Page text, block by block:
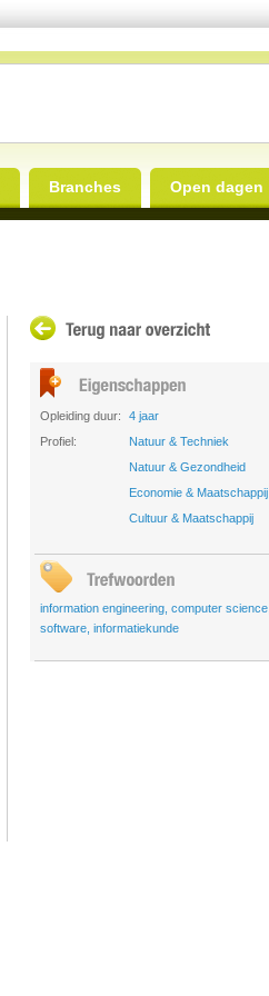
Branches Open dagen
Opleiding duur:
4 jaar
Profiel:
Natuur & Techniek
Natuur & Gezondheid
Economie & Maatschappij
Cultuur & Maatschappij
information engineering computer science
software informatiekunde